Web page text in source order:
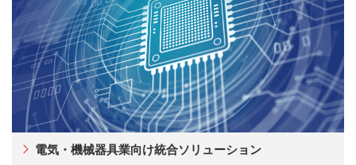
電気・機械器具業向け統合ソリューション